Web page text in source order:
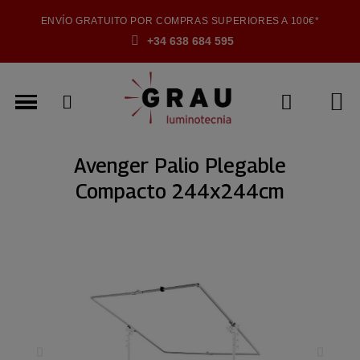
ENVÍO GRATUITO POR COMPRAS SUPERIORES A 100€*
+34 638 684 595
Avenger Palio Plegable
Compacto 244x244cm